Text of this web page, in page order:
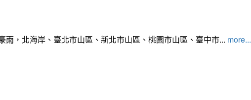
，北海岸、臺北市山區、新北市山區、桃園市山區、臺中市... more...